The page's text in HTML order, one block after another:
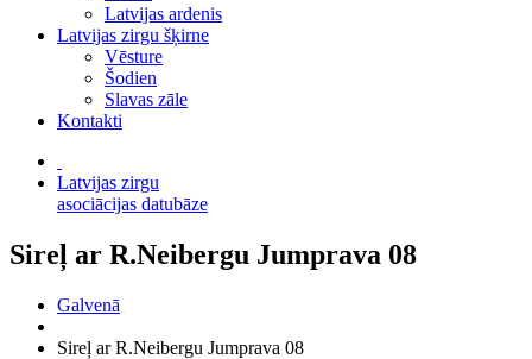
Latvijas ardenis
Latvijas zirgu šķirne
Vēsture
Šodien
Slavas zāle
Kontakti
Latvijas zirgu
asociācijas datubāze
Sireļ ar R.Neibergu Jumprava 08
Galvenā
Sireļ ar R.Neibergu Jumprava 08